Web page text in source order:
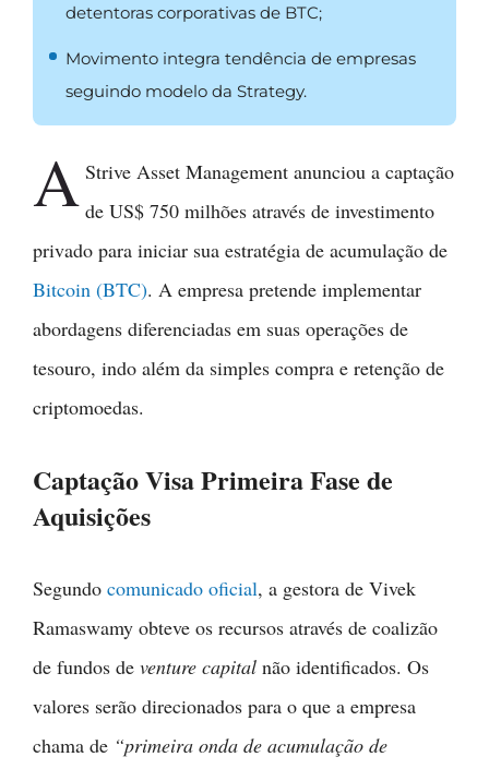
detentoras corporativas de BTC;
Movimento integra tendência de empresas
seguindo modelo da Strategy.
A Strive Asset Management anunciou a captação
de US$ 750 milhões através de investimento
privado para iniciar sua estratégia de acumulação de
Bitcoin (BTC). A empresa pretende implementar
abordagens diferenciadas em suas operações de
tesouro, indo além da simples compra e retenção de
criptomoedas.
Captação Visa Primeira Fase de
Aquisições
Segundo comunicado oficial, a gestora de Vivek
Ramaswamy obteve os recursos através de coalizão
de fundos de venture capital não identificados. Os
valores serão direcionados para o que a empresa
chama de “primeira onda de acumulação de